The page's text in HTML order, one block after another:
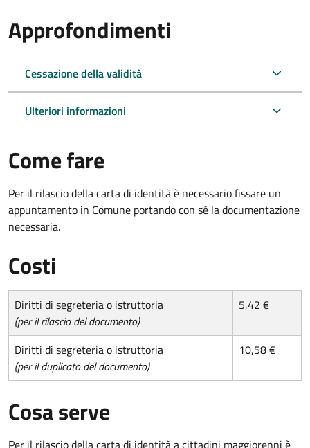
Approfondimenti
Cessazione della validità
Ulteriori informazioni
Come fare
Per il rilascio della carta di identità è necessario fissare un
appuntamento in Comune portando con sé la documentazione
necessaria.
Costi
Diritti di segreteria o istruttoria
(per il rilascio del documento)
5,42 €
Diritti di segreteria o istruttoria
(per il duplicato del documento)
10,58 €
Cosa serve
Per il rilascio della carta di identità a cittadini maggiorenni è